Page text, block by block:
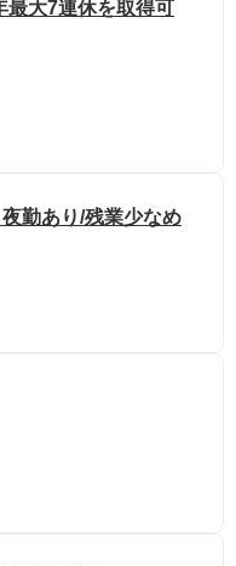
最大7連休を取得可
勤あり/残業少なめ